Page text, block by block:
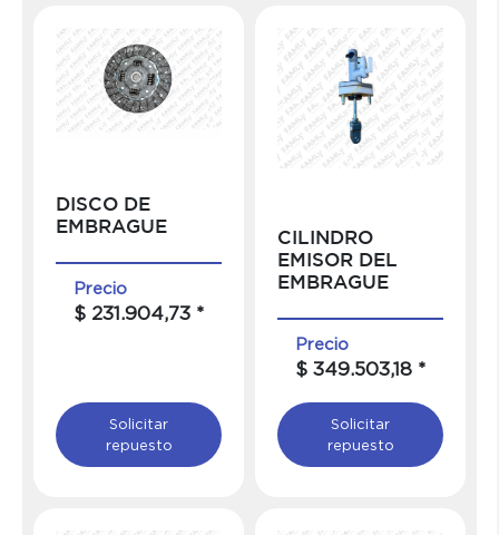
DISCO DE
EMBRAGUE
Precio
$ 231.904,73 *
Solicitar
repuesto
CILINDRO
EMISOR DEL
EMBRAGUE
Precio
$ 349.503,18 *
Solicitar
repuesto